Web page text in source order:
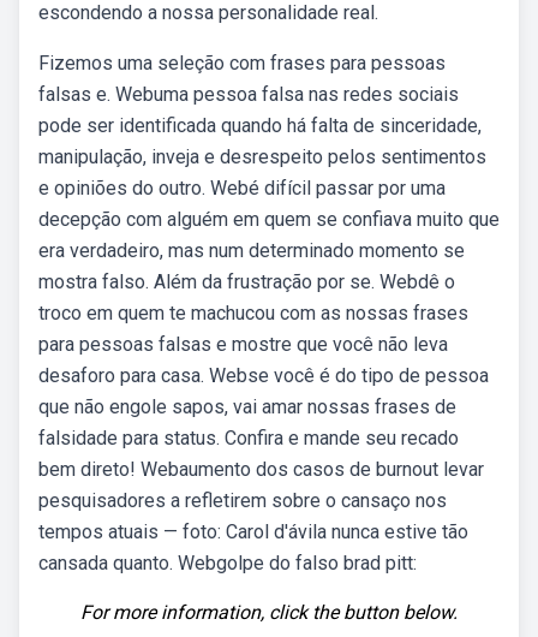
escondendo a nossa personalidade real.
Fizemos uma seleção com frases para pessoas
falsas e. Webuma pessoa falsa nas redes sociais
pode ser identificada quando há falta de sinceridade,
manipulação, inveja e desrespeito pelos sentimentos
e opiniões do outro. Webé difícil passar por uma
decepção com alguém em quem se confiava muito que
era verdadeiro, mas num determinado momento se
mostra falso. Além da frustração por se. Webdê o
troco em quem te machucou com as nossas frases
para pessoas falsas e mostre que você não leva
desaforo para casa. Webse você é do tipo de pessoa
que não engole sapos, vai amar nossas frases de
falsidade para status. Confira e mande seu recado
bem direto! Webaumento dos casos de burnout levar
pesquisadores a refletirem sobre o cansaço nos
tempos atuais — foto: Carol d'ávila nunca estive tão
cansada quanto. Webgolpe do falso brad pitt:
For more information, click the button below.